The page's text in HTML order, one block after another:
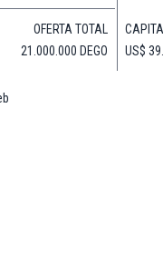
OFERTA TOTAL
21.000.000 DEGO
US$